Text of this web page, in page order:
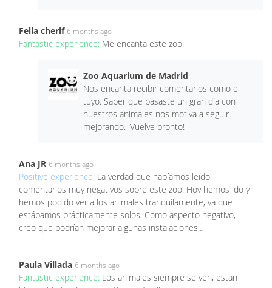
Fella cherif 6 months ago
Fantastic experience: Me encanta este zoo.
Zoo Aquarium de Madrid
Nos encanta recibir comentarios como el
tuyo. Saber que pasaste un gran día con
nuestros animales nos motiva a seguir
mejorando. ¡Vuelve pronto!
Ana JR 6 months ago
Positive experience: La verdad que habíamos leído
comentarios muy negativos sobre este zoo. Hoy hemos ido y
hemos podido ver a los animales tranquilamente, ya que
estábamos prácticamente solos. Como aspecto negativo,
creo que podrían mejorar algunas instalaciones…
Paula Villada 6 months ago
Fantastic experience: Los animales siempre se ven, estan